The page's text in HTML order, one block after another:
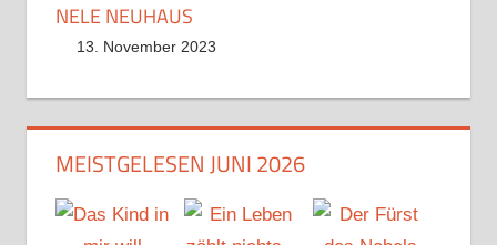
NELE NEUHAUS
13. November 2023
MEISTGELESEN JUNI 2026